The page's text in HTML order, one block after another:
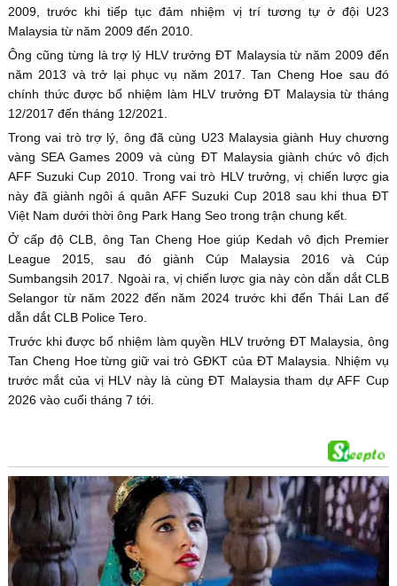
2009, trước khi tiếp tục đảm nhiệm vị trí tương tự ở đội U23
Malaysia từ năm 2009 đến 2010.
Ông cũng từng là trợ lý HLV trưởng ĐT Malaysia từ năm 2009 đến
năm 2013 và trở lại phục vụ năm 2017. Tan Cheng Hoe sau đó
chính thức được bổ nhiệm làm HLV trưởng ĐT Malaysia từ tháng
12/2017 đến tháng 12/2021.
Trong vai trò trợ lý, ông đã cùng U23 Malaysia giành Huy chương
vàng SEA Games 2009 và cùng ĐT Malaysia giành chức vô địch
AFF Suzuki Cup 2010. Trong vai trò HLV trưởng, vị chiến lược gia
này đã giành ngôi á quân AFF Suzuki Cup 2018 sau khi thua ĐT
Việt Nam dưới thời ông Park Hang Seo trong trận chung kết.
Ở cấp độ CLB, ông Tan Cheng Hoe giúp Kedah vô địch Premier
League 2015, sau đó giành Cúp Malaysia 2016 và Cúp
Sumbangsih 2017. Ngoài ra, vị chiến lược gia này còn dẫn dắt CLB
Selangor từ năm 2022 đến năm 2024 trước khi đến Thái Lan để
dẫn dắt CLB Police Tero.
Trước khi được bổ nhiệm làm quyền HLV trưởng ĐT Malaysia, ông
Tan Cheng Hoe từng giữ vai trò GĐKT của ĐT Malaysia. Nhiệm vụ
trước mắt của vị HLV này là cùng ĐT Malaysia tham dự AFF Cup
2026 vào cuối tháng 7 tới.